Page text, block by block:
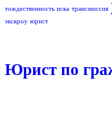
тождественность иска трансмиссия
экскроу юрист
Юрист по